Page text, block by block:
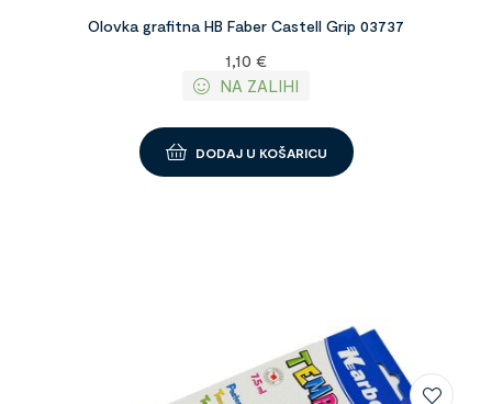
Olovka grafitna HB Faber Castell Grip 03737
1,10 €
NA ZALIHI
DODAJ U KOŠARICU